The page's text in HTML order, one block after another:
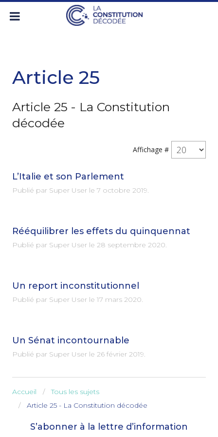
Article 25
Article 25 - La Constitution
décodée
Affichage #
L’Italie et son Parlement
Publié par Super User le 7 octobre 2019.
Rééquilibrer les effets du quinquennat
Publié par Super User le 28 septembre 2020.
Un report inconstitutionnel
Publié par Super User le 17 mars 2020.
Un Sénat incontournable
Publié par Super User le 26 février 2019.
Accueil
Tous les sujets
Article 25 - La Constitution décodée
S’abonner à la lettre d’information